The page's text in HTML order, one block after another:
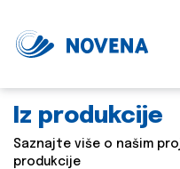
Iz produkcije
Saznajte više o našim
produkcije